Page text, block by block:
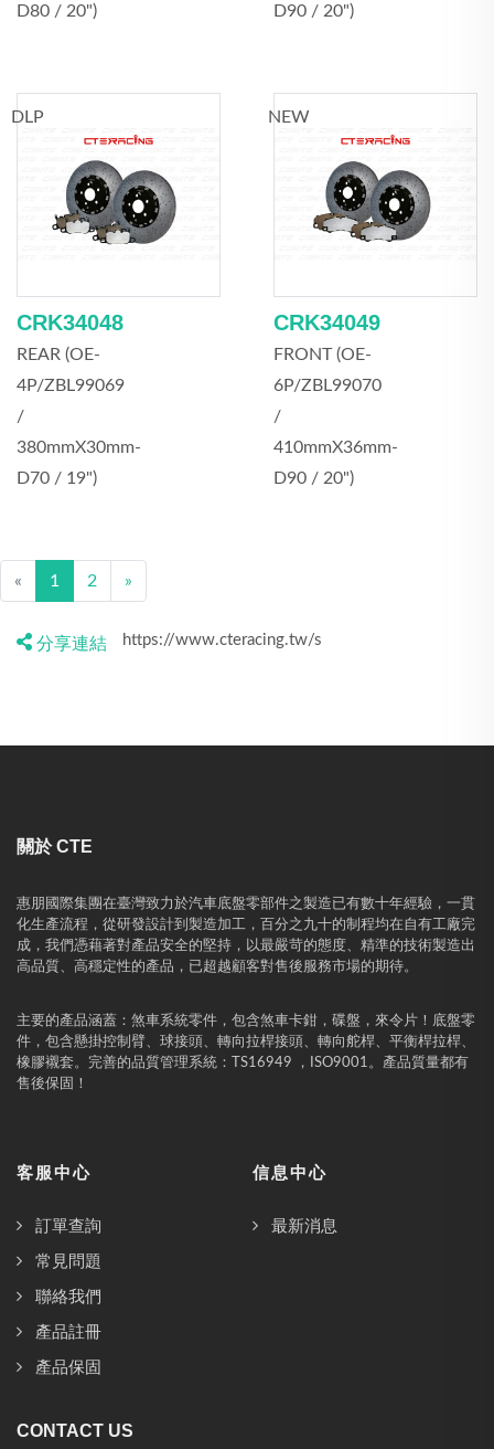
D80 / 20")
D90 / 20")
CRK34048
REAR (OE-
4P/ZBL99069
/
380mmX30mm-
D70 / 19")
DLP
CRK34049
FRONT (OE-
6P/ZBL99070
/
410mmX36mm-
D90 / 20")
NEW
« 1 2 »
分享連結
關於 CTE
惠朋國際集團在臺灣致力於汽車底盤零部件之製造已有數十年經驗，一貫
化生產流程，從研發設計到製造加工，百分之九十的制程均在自有工廠完
成，我們憑藉著對產品安全的堅持，以最嚴苛的態度、精準的技術製造出
高品質、高穩定性的產品，已超越顧客對售後服務市場的期待。
主要的產品涵蓋：煞車系統零件，包含煞車卡鉗，碟盤，來令片！底盤零
件，包含懸掛控制臂、球接頭、轉向拉桿接頭、轉向舵桿、平衡桿拉桿、
橡膠襯套。完善的品質管理系統：TS16949 ，ISO9001。產品質量都有
售後保固！
客服中心
訂單查詢
常見問題
聯絡我們
產品註冊
產品保固
信息中心
最新消息
CONTACT US